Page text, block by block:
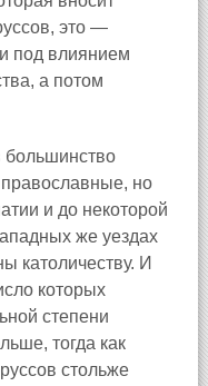
это —
под влиянием
а потом
большинство
но
и до некоторой
же уездах
католичеству. И
которых
степени
тогда как
стольже